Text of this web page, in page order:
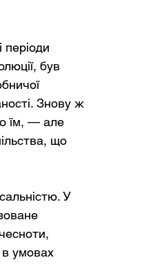
періоди
був
Знову ж
їм, — але
що
У
в умовах